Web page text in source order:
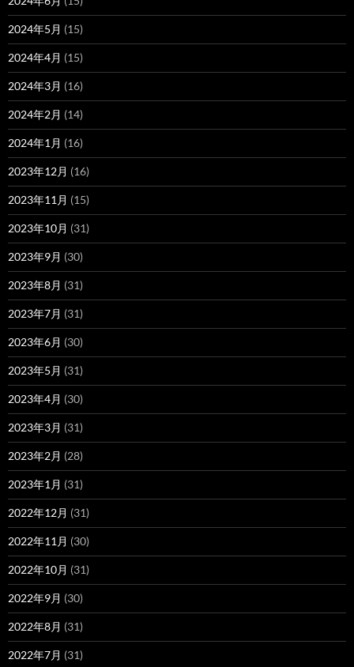
2024年5月 (15)
2024年4月 (15)
2024年3月 (16)
2024年2月 (14)
2024年1月 (16)
2023年12月 (16)
2023年11月 (15)
2023年10月 (31)
2023年9月 (30)
2023年8月 (31)
2023年7月 (31)
2023年6月 (30)
2023年5月 (31)
2023年4月 (30)
2023年3月 (31)
2023年2月 (28)
2023年1月 (31)
2022年12月 (31)
2022年11月 (30)
2022年10月 (31)
2022年9月 (30)
2022年8月 (31)
2022年7月 (31)